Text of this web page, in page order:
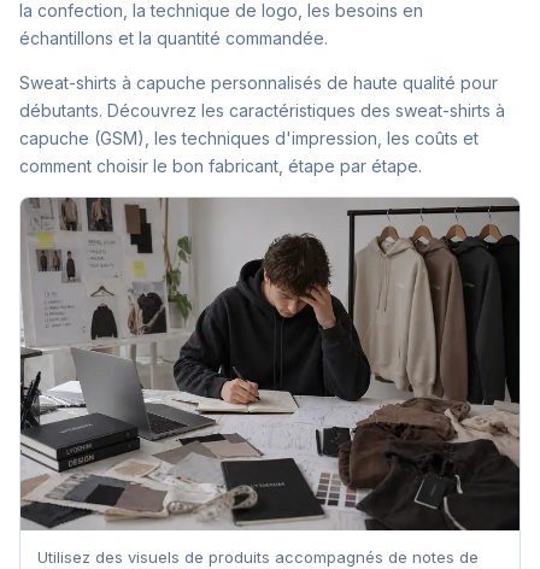
la confection, la technique de logo, les besoins en
échantillons et la quantité commandée.
Sweat-shirts à capuche personnalisés de haute qualité pour
débutants. Découvrez les caractéristiques des sweat-shirts à
capuche (GSM), les techniques d'impression, les coûts et
comment choisir le bon fabricant, étape par étape.
Utilisez des visuels de produits accompagnés de notes de